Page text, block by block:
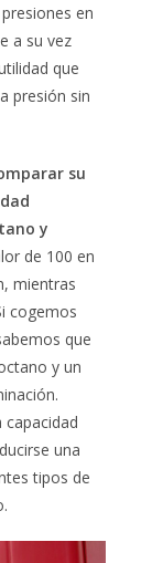
en
a su vez
que
presión sin
su
y
de 100 en
mientras
cogemos
que
y un
una
tipos de